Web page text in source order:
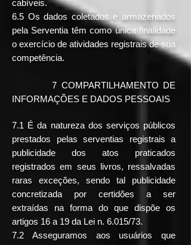
cabíveis.
6.5 Os dados coletados e armazenados
pela Serventia têm como única finalidade
o exercício de atividades registrais de sua
competência.
7 COMPARTILHAMENTO DE
INFORMAÇÕES E DADOS PESSOAIS
7.1 É da natureza dos serviços públicos
prestados pelas serventias registrais a
publicidade dos atos praticados
registrados em seus livros, ressalvadas
raras exceções, sendo tal publicidade
concretizada por certidões a ser
extraídas na forma do que dispõe os
artigos 16 a 19 da Lei n. 6.015/73.
7.2 Asseguramos aos usuários que